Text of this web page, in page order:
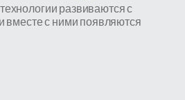
развиваются с
вместе с ними появляются